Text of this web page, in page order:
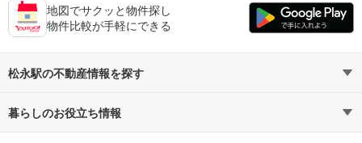
地図でサクッと物件探し
物件比較が手軽にできる
松永駅の不動産情報を探す
不動産・住宅
暮らしのお役立ち情報